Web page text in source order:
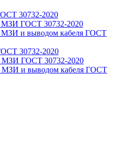
30732-2020
ГОСТ 30732-2020
и выводом кабеля ГОСТ
30732-2020
ГОСТ 30732-2020
и выводом кабеля ГОСТ